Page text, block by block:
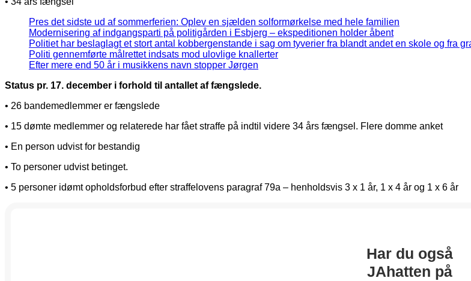
Pres det sidste ud af sommerferien: Oplev en sjælden solformørkelse med hele familien
Modernisering af indgangsparti på politigården i Esbjerg – ekspeditionen holder åbent
Politiet har beslaglagt et stort antal kobbergenstande i sag om tyverier fra blandt andet en skole og fra
Politi gennemførte målrettet indsats mod ulovlige knallerter
Efter mere end 50 år i musikkens navn stopper Jørgen
Status pr. 17. december i forhold til antallet af fængslede.
• 26 bandemedlemmer er fængslede
• 15 dømte medlemmer og relaterede har fået straffe på indtil videre 34 års fængsel. Flere domme anket
• En person udvist for bestandig
• To personer udvist betinget.
• 5 personer idømt opholdsforbud efter straffelovens paragraf 79a – henholdsvis 3 x 1 år, 1 x 4 år og 1 x 6 år
Har du også
JAhatten på